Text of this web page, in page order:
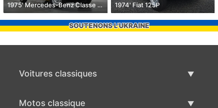
1975' Mercedes-Benz Classe Slc 1974' Fiat 125P
SOUTENONS L'UKRAINE
Voitures classiques
Motos classique